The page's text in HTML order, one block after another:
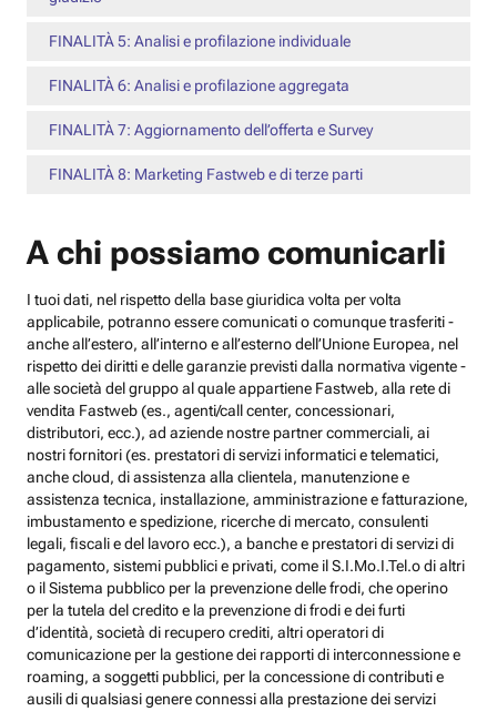
FINALITÀ 5: Analisi e profilazione individuale
FINALITÀ 6: Analisi e profilazione aggregata
FINALITÀ 7: Aggiornamento dell’offerta e Survey
FINALITÀ 8: Marketing Fastweb e di terze parti
A chi possiamo comunicarli
I tuoi dati, nel rispetto della base giuridica volta per volta
applicabile, potranno essere comunicati o comunque trasferiti -
anche all’estero, all’interno e all’esterno dell’Unione Europea, nel
rispetto dei diritti e delle garanzie previsti dalla normativa vigente -
alle società del gruppo al quale appartiene Fastweb, alla rete di
vendita Fastweb (es., agenti/call center, concessionari,
distributori, ecc.), ad aziende nostre partner commerciali, ai
nostri fornitori (es. prestatori di servizi informatici e telematici,
anche cloud, di assistenza alla clientela, manutenzione e
assistenza tecnica, installazione, amministrazione e fatturazione,
imbustamento e spedizione, ricerche di mercato, consulenti
legali, fiscali e del lavoro ecc.), a banche e prestatori di servizi di
pagamento, sistemi pubblici e privati, come il S.I.Mo.I.Tel.o di altri
o il Sistema pubblico per la prevenzione delle frodi, che operino
per la tutela del credito e la prevenzione di frodi e dei furti
d’identità, società di recupero crediti, altri operatori di
comunicazione per la gestione dei rapporti di interconnessione e
roaming, a soggetti pubblici, per la concessione di contributi e
ausili di qualsiasi genere connessi alla prestazione dei servizi